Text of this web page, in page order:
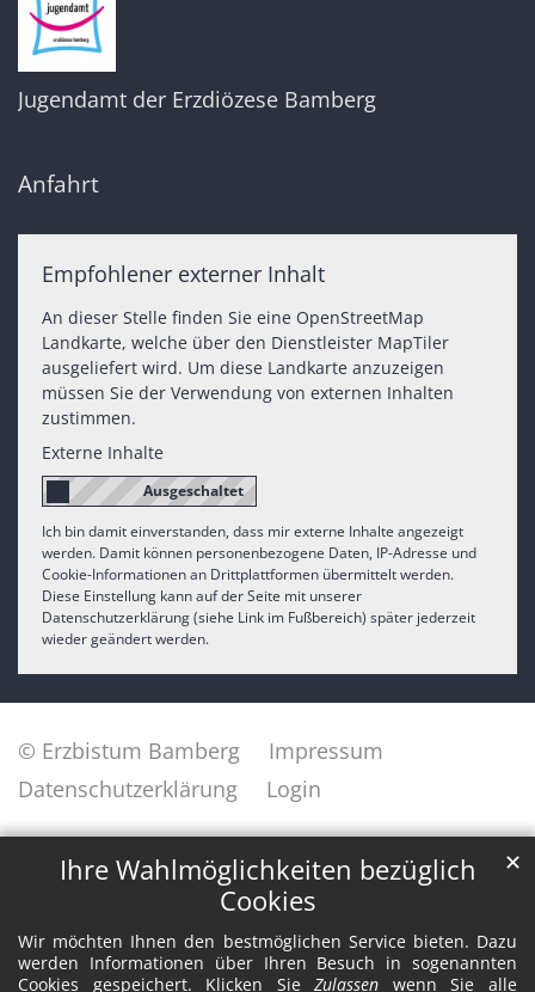
Ihre Wahlmöglichkeiten bezüglich
Cookies
Wir möchten Ihnen den bestmöglichen Service bieten. Dazu
werden Informationen über Ihren Besuch in sogenannten
Cookies gespeichert. Klicken SieZulassen wenn Sie alle
✕
Jugendamt der Erzdiözese Bamberg
Anfahrt
Empfohlener externer Inhalt
An dieser Stelle finden Sie eine OpenStreetMap
Landkarte, welche über den Dienstleister MapTiler
ausgeliefert wird. Um diese Landkarte anzuzeigen
müssen Sie der Verwendung von externen Inhalten
zustimmen.
Externe Inhalte
Ich bin damit einverstanden, dass mir externe Inhalte angezeigt
werden. Damit können personenbezogene Daten, IP-Adresse und
Cookie-Informationen an Drittplattformen übermittelt werden.
Diese Einstellung kann auf der Seite mit unserer
Datenschutzerklärung (siehe Link im Fußbereich) später jederzeit
wieder geändert werden.
© Erzbistum Bamberg
Impressum
Datenschutzerklärung
Login